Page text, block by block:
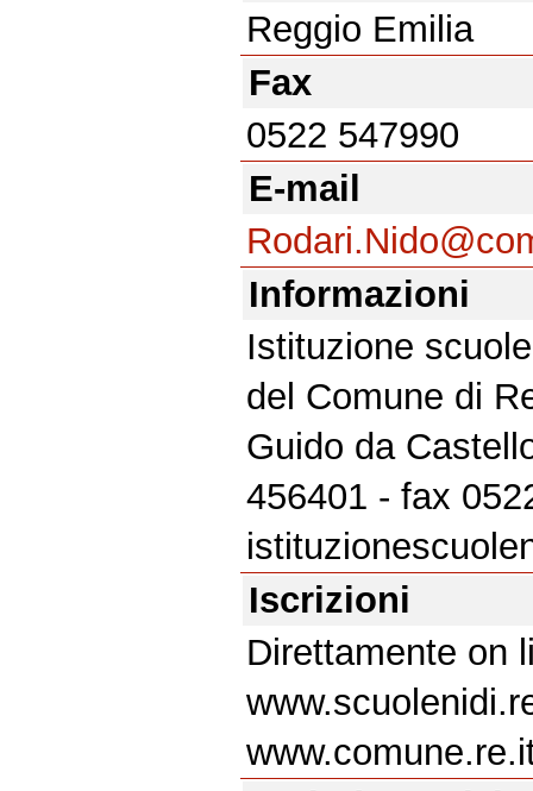
Reggio Emilia
Fax
0522 547990
E-mail
Informazioni
Istituzione
del Comune di
Guido da
456401 - fax
Iscrizioni
Direttamente on